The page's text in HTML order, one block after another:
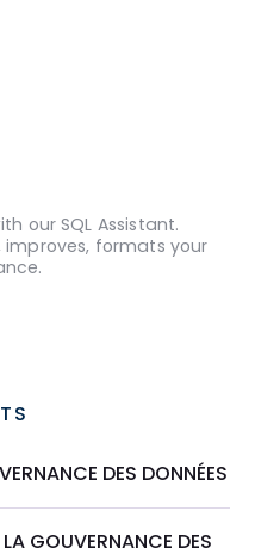
our SQL Assistant.
improves, formats your
DES DONNÉES
LA GOUVERNANCE DES